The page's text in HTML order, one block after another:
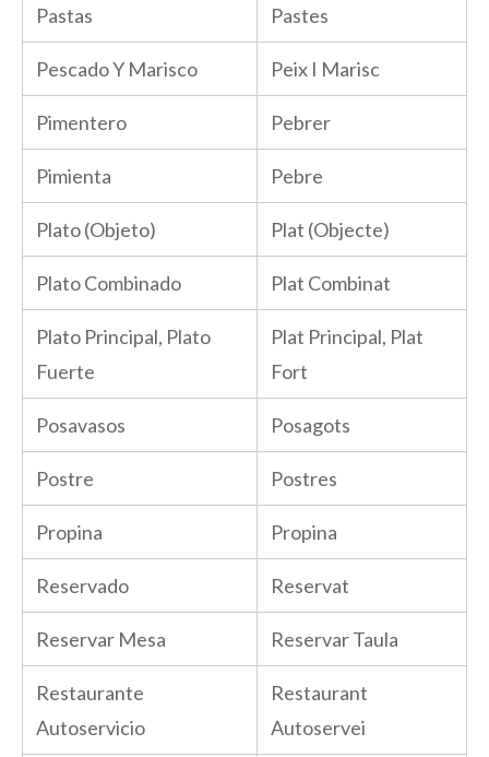
Pastas Pastes
Pescado Y Marisco Peix I Marisc
Pimentero Pebrer
Pimienta Pebre
Plato (Objeto) Plat (Objecte)
Plato Combinado Plat Combinat
Plato Principal, Plato
Fuerte
Plat Principal, Plat
Fort
Posavasos Posagots
Postre Postres
Propina Propina
Reservado Reservat
Reservar Mesa Reservar Taula
Restaurante
Autoservicio
Restaurant
Autoservei